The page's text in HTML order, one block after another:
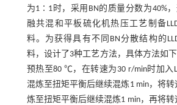
为1∶1时，采用BN的质量分数为40%
融共混和平板硫化机热压工艺制备
料。为获得具有不同BN分散结构的
料，设计了3种工艺方法，具体方法如
预热至80 ℃，在转速为30 r/min时加入
混炼至扭矩平衡后继续混炼1 min，将
炼至扭矩平衡后继续混炼1 min，再将转